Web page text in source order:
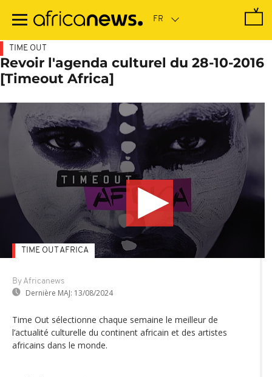
contenu
TIME OUT
Revoir l'agenda culturel du 28-10-2016
[Timeout Africa]
By Africanews
Dernière MAJ: 13/08/2024
TIME OUT AFRICA
Time Out sélectionne chaque semaine le meilleur de
l’actualité culturelle du continent africain et des artistes
africains dans le monde.